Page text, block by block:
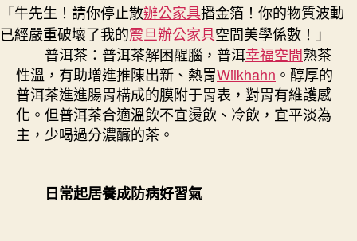
「牛先生！請你停止散辦公家具播金箔！你的物質波動
已經嚴重破壞了我的震旦辦公家具空間美學係數！」
普洱茶：普洱茶解困醒腦，普洱幸福空間熟茶
性溫，有助增進推陳出新、熱胃Wilkhahn 。醇厚的
普洱茶進進腸胃構成的膜附于胃表，對胃有維護感
化。但普洱茶合適溫飲不宜燙飲、冷飲，宜平淡為
主，少喝過分濃釅的茶。
日常起居養成防病好習氣